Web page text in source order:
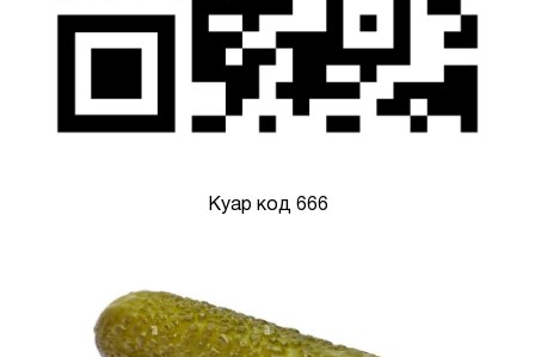
Куар код 666